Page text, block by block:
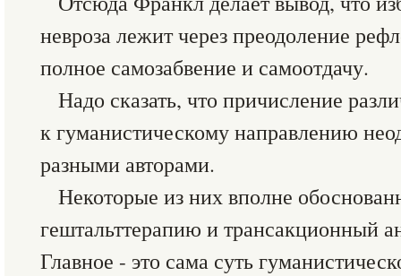
невроза лежит через преодоление
полное самозабвение и самоотдачу.
Надо сказать, что причисление
к гуманистическому направлению
разными авторами.
Некоторые из них вполне
гештальттерапию и трансакционный
Главное - это сама суть